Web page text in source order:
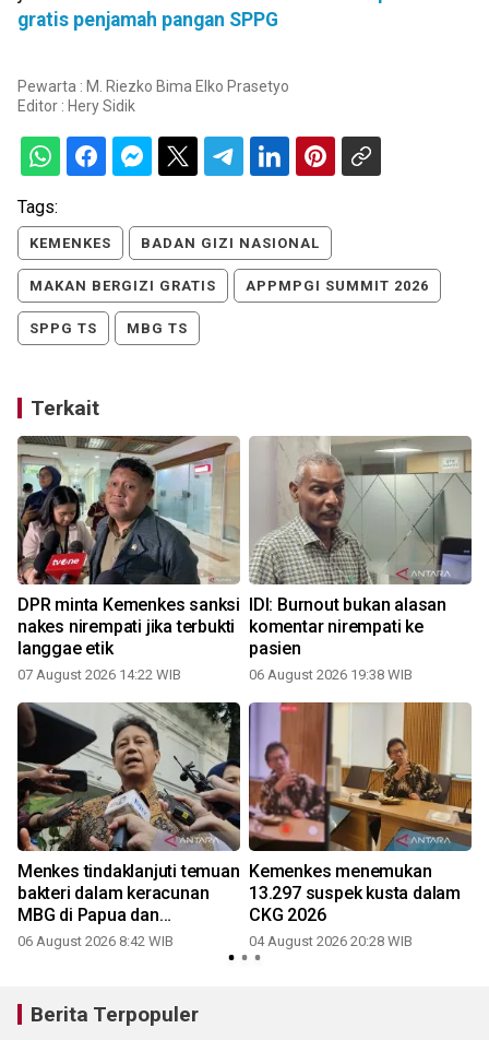
gratis penjamah pangan SPPG
Pewarta : M. Riezko Bima Elko Prasetyo
Editor : Hery Sidik
Tags:
KEMENKES BADAN GIZI NASIONAL
MAKAN BERGIZI GRATIS APPMPGI SUMMIT 2026
SPPG TS MBG TS
Terkait
DPR minta Kemenkes sanksi
nakes nirempati jika terbukti
langgae etik
07 August 2026 14:22 WIB
IDI: Burnout bukan alasan
komentar nirempati ke
pasien
06 August 2026 19:38 WIB
Menkes tindaklanjuti temuan
bakteri dalam keracunan
MBG di Papua dan
Semarang
06 August 2026 8:42 WIB
Kemenkes menemukan
13.297 suspek kusta dalam
CKG 2026
04 August 2026 20:28 WIB
Berita Terpopuler